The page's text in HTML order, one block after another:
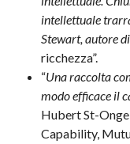
intellettuale
Stewart, autore di
ricchezza”.
“Una raccolta
modo efficace il
Hubert St-
Capability,